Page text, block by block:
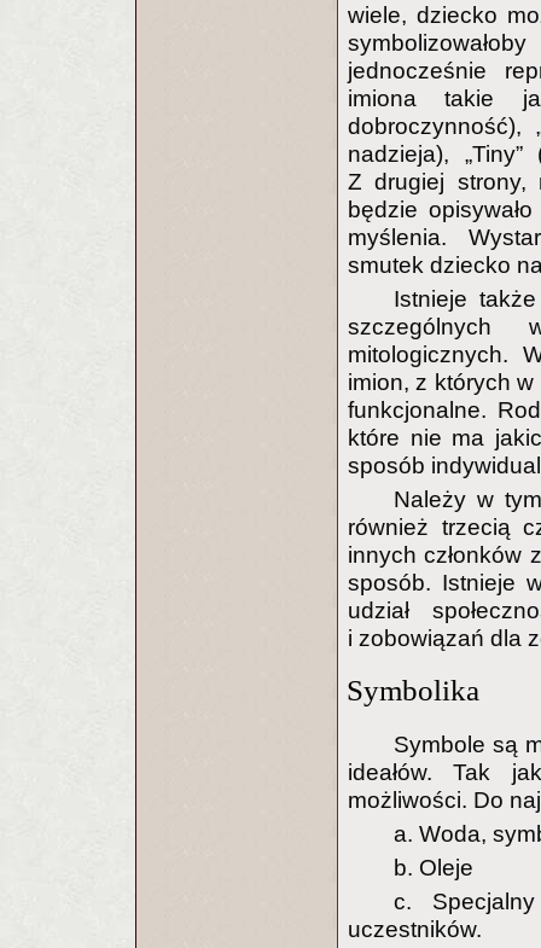
wiele, dziecko
jednocześnie
imiona takie
dobroczynność),
nadzieja), „Tiny”
Z drugiej strony,
będzie
myślenia.
smutek dziecko
Istnieje
szczególnych
mitologicznych.
imion, z których w
funkcjonalne.
które nie ma
sposób
Należy w
również trzecią
innych członków
sposób. Istnieje
udział
i zobowiązań dla
Symbolika
Symbole są
ideałów. Tak
możliwości. Do
a. Woda,
b. Oleje
c.
uczestników.